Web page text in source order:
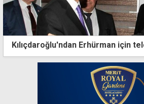
Kılıçdaroğlu'ndan Erhürman için